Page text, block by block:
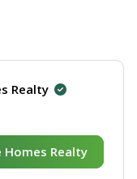
Realty
Realty